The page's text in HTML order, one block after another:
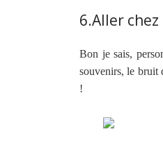
6.Aller
Bon je sais,
souvenirs, le bruit
!